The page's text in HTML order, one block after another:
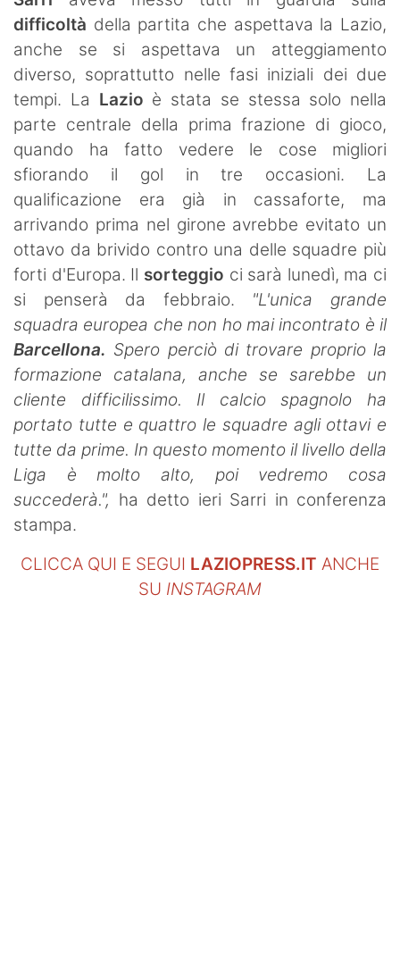
SHOP LAZIO
Contatti
difficoltà della partita che aspettava la Lazio,
anche se si aspettava un atteggiamento
diverso, soprattutto nelle fasi iniziali dei due
tempi. La Lazio è stata se stessa solo nella
parte centrale della prima frazione di gioco,
quando ha fatto vedere le cose migliori
sfiorando il gol in tre occasioni. La
qualificazione era già in cassaforte, ma
arrivando prima nel girone avrebbe evitato un
ottavo da brivido contro una delle squadre più
forti d'Europa. Il sorteggio ci sarà lunedì, ma ci
si penserà da febbraio. "L'unica grande
squadra europea che non ho mai incontrato è il
Barcellona. Spero perciò di trovare proprio la
formazione catalana, anche se sarebbe un
cliente difficilissimo. Il calcio spagnolo ha
portato tutte e quattro le squadre agli ottavi e
tutte da prime. In questo momento il livello della
Liga è molto alto, poi vedremo cosa
succederà.", ha detto ieri Sarri in conferenza
stampa.
CLICCA QUI E SEGUI LAZIOPRESS.IT ANCHE
SU INSTAGRAM